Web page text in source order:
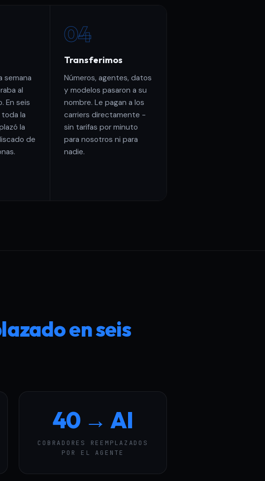
semana
al
En seis
la
la
de
04
Transferimos
Números, agentes, datos
y modelos pasaron a su
nombre. Le pagan a los
carriers directamente -
sin tarifas por minuto
para nosotros ni para
nadie.
en seis
40 → AI
COBRADORES REEMPLAZADOS
POR EL AGENTE